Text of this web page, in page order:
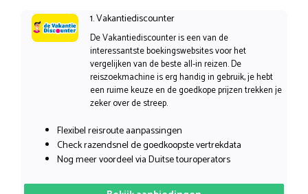
1. Vakantiediscounter
De Vakantiediscounter is een van de
interessantste boekingswebsites voor het
vergelijken van de beste all-in reizen. De
reiszoekmachine is erg handig in gebruik, je hebt
een ruime keuze en de goedkope prijzen trekken je
zeker over de streep.
Flexibel reisroute aanpassingen
Check razendsnel de goedkoopste vertrekdata
Nog meer voordeel via Duitse touroperators